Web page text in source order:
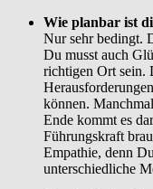
Wie planbar ist
Nur sehr bedingt.
Du musst auch
richtigen Ort sein.
können.
Ende kommt es
Führungskraft
Empathie, denn
unterschiedliche